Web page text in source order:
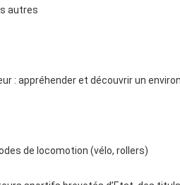
autres
: appréhender et découvrir un
de locomotion (vélo, rollers)